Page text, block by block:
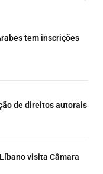
tem inscrições
de direitos autorais
visita Câmara